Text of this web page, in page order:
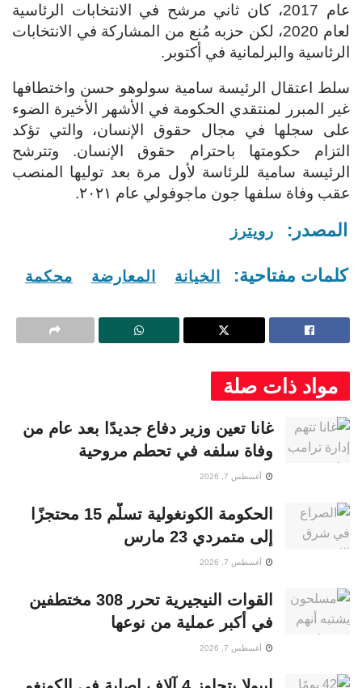
عام 2017، كان ثاني مرشح في الانتخابات الرئاسية
لعام 2020، لكن حزبه مُنع من المشاركة في الانتخابات
الرئاسية والبرلمانية في أكتوبر.
سلط اعتقال الرئيسة سامية سولوهو حسن واختطافها
غير المبرر لمنتقدي الحكومة في الأشهر الأخيرة الضوء
على سجلها في مجال حقوق الإنسان، والتي تؤكد
التزام حكومتها باحترام حقوق الإنسان. وتترشح
الرئيسة سامية للرئاسة لأول مرة بعد توليها المنصب
عقب وفاة سلفها جون ماجوفولي عام ٢٠٢١.
المصدر: رويترز
كلمات مفتاحية: الخيانة المعارضة محكمة
مواد ذات صلة
غانا تعين وزير دفاع جديدًا بعد عام من
وفاة سلفه في تحطم مروحية
أغسطس 7, 2026
الحكومة الكونغولية تسلّم 15 محتجزًا
إلى متمردي 23 مارس
أغسطس 7, 2026
القوات النيجيرية تحرر 308 مختطفين
في أكبر عملية من نوعها
أغسطس 7, 2026